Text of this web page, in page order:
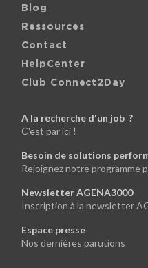
Blog
Ressources
Contact
HelpCenter
Club Connect2Day
A la recherche d'un job ?
C'est par ici !
Besoin de solutions
Rejoignez notre programme
Newsletter AGENA3000
Inscription à la newsletter
Espace presse
Nos dernières parutions